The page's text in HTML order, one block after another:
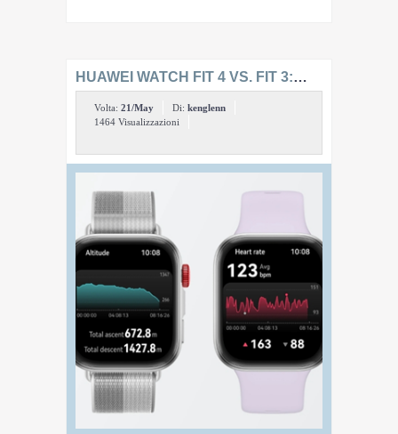
HUAWEI WATCH FIT 4 VS. FIT 3:
SPIEGAZIONE DELLE DIFFERENZE
CHIAVE
Volta: 21/May Di: kenglenn
1464 Visualizzazioni